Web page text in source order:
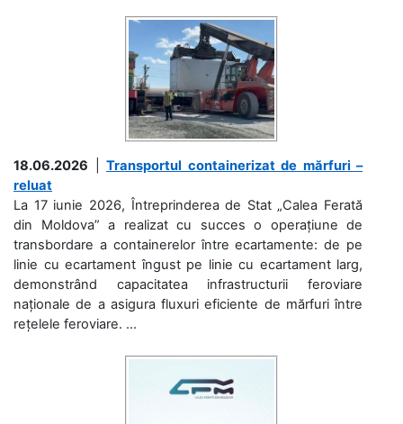
18.06.2026
Transportul containerizat de mărfuri –
reluat
La 17 iunie 2026, Întreprinderea de Stat „Calea Ferată
din Moldova” a realizat cu succes o operațiune de
transbordare a containerelor între ecartamente: de pe
linie cu ecartament îngust pe linie cu ecartament larg,
demonstrând capacitatea infrastructurii feroviare
naționale de a asigura fluxuri eficiente de mărfuri între
rețelele feroviare. ...